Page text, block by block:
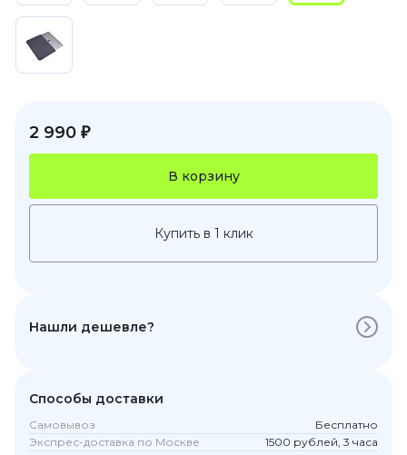
2 990 ₽
В корзину
Купить в 1 клик
Нашли дешевле?
Способы доставки
Самовывоз
Бесплатно
Экспрес-доставка по Москве
1500 рублей, 3 часа